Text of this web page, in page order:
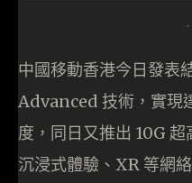
-
中國移動香港今日發表
Advanced 技術，實現
度，同日又推出 10G
沉浸式體驗、XR 等網